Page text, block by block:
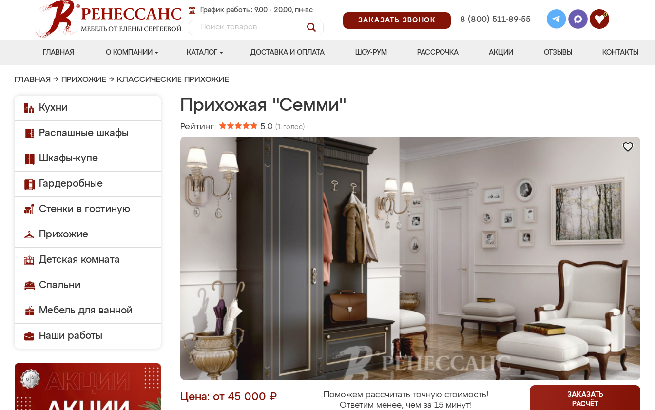
График работы: 9.00 - 20.00, пн-вс
ЗАКАЗАТЬ ЗВОНОК
8 (800) 511-89-55
0
ГЛАВНАЯ О КОМПАНИИ КАТАЛОГ ДОСТАВКА И ОПЛАТА ШОУ-РУМ РАССРОЧКА АКЦИИ ОТЗЫВЫ КОНТАКТЫ
ГЛАВНАЯ → ПРИХОЖИЕ → КЛАССИЧЕСКИЕ ПРИХОЖИЕ
Кухни
Распашные шкафы
Шкафы-купе
Гардеробные
Стенки в гостиную
Прихожие
Детская комната
Спальни
Мебель для ванной
Наши работы
Прихожая "Семми"
Рейтинг: 5.0 (1 голос)
Цена: от 45 000 ₽
Поможем рассчитать точную стоимость!
Ответим менее, чем за 15 минут!
ЗАКАЗАТЬ
РАСЧЁТ